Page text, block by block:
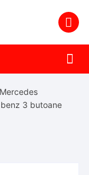
Mercedes
3 butoane